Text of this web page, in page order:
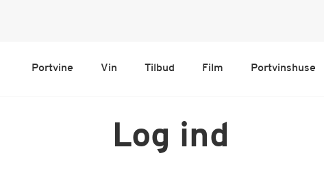
Portvine Vin Tilbud Film Portvinshuse
Log ind